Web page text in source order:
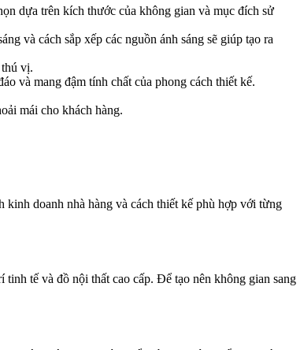
dựa trên kích thước của không gian và mục đích sử
và cách sắp xếp các nguồn ánh sáng sẽ giúp tạo ra
vị.
và mang đậm tính chất của phong cách thiết kế.
mái cho khách hàng.
doanh nhà hàng và cách thiết kế phù hợp với từng
tế và đồ nội thất cao cấp. Để tạo nên không gian sang